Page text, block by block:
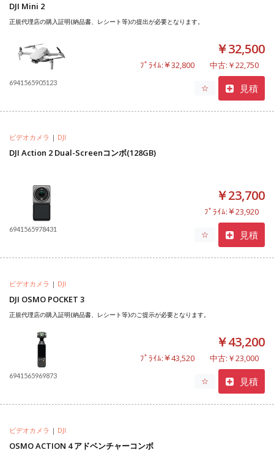
DJI Mini 2
正規代理店の購入証明(納品書、レシート等)の提出が必要となります。
6941565905123
￥32,500
ﾌﾟﾗｲﾑ:￥32,800 中古:￥22,750
☆ 見積
ビデオカメラ | DJI
DJI Action 2 Dual-Screenコンボ(128GB)
6941565978431
￥23,700
ﾌﾟﾗｲﾑ:￥23,920
☆ 見積
ビデオカメラ | DJI
DJI OSMO POCKET 3
正規代理店の購入証明(納品書、レシート等)のご提示が必要となります。
6941565969873
￥43,200
ﾌﾟﾗｲﾑ:￥43,520 中古:￥23,000
☆ 見積
ビデオカメラ | DJI
OSMO ACTION 4 アドベンチャーコンボ